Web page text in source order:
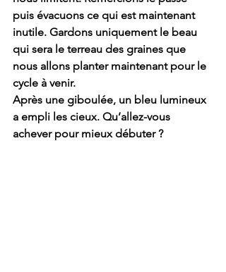
puis évacuons ce qui est maintenant
inutile. Gardons uniquement le beau
qui sera le terreau des graines que
nous allons planter maintenant pour le
cycle à venir.
Après une giboulée, un bleu lumineux
a empli les cieux. Qu’allez-vous
achever pour mieux débuter ?